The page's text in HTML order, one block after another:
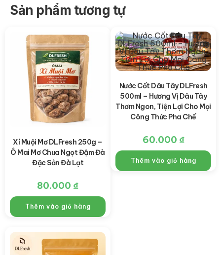
Sản phẩm tương tự
Xí Muội Mơ DLFresh 250g –
Ô Mai Mơ Chua Ngọt Đậm Đà
Đặc Sản Đà Lạt
80.000 ₫
Thêm vào giỏ hàng
Nước Cốt Dâu Tây DLFresh
500ml – Hương Vị Dâu Tây
Thơm Ngon, Tiện Lợi Cho Mọi
Công Thức Pha Chế
60.000 ₫
Thêm vào giỏ hàng